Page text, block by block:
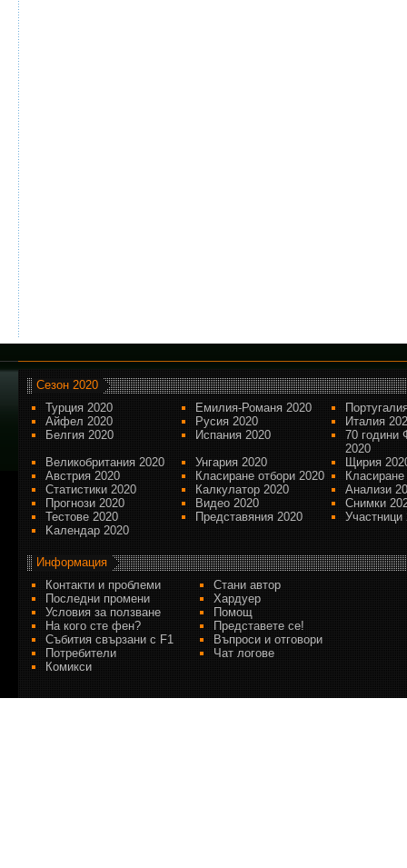
Сезон 2020
Турция 2020
Емилия-Романя 2020
Айфел 2020
Русия 2020
Италия
Белгия 2020
Испания 2020
70 години
2020
Великобритания 2020
Унгария 2020
Щирия
Австрия 2020
Класиране отбори 2020
Статистики 2020
Калкулатор 2020
Анализи
Прогнози 2020
Видео 2020
Снимки
Тестове 2020
Представяния 2020
Участници
Kалендар 2020
Информация
Контакти и проблеми
Стани автор
Последни промени
Хардуер
Условия за ползване
Помощ
На кого сте фен?
Представете се!
Събития свързани с F1
Въпроси и отговори
Потребители
Чат логове
Комикси